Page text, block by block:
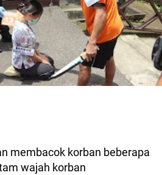
membacok korban beberapa
wajah korban